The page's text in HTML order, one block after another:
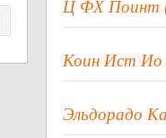
Ц ФХ Поинт
Коин Ист Ио
Эльдорадо